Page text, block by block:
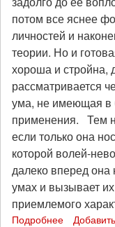
потом все яснее
личностей и
теории. Но и
хороша и стройна,
рассматривается
ума, не имеющая в
применения. Тем
если только она
которой волей-
далеко вперед она
умах и вызывает
приемлемого
Подробнее